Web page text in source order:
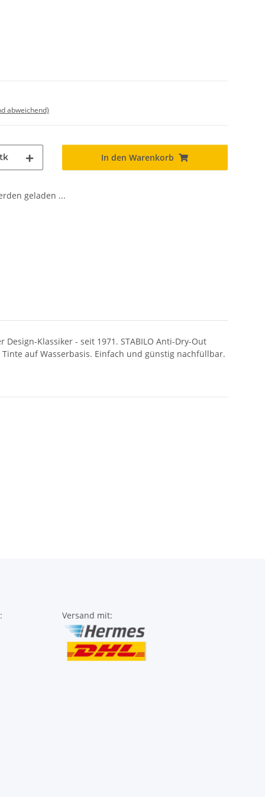
abweichend)
In den Warenkorb
geladen ...
Klassiker - seit 1971. STABILO Anti-Dry-Out
auf Wasserbasis. Einfach und günstig nachfüllbar.
Versand mit: